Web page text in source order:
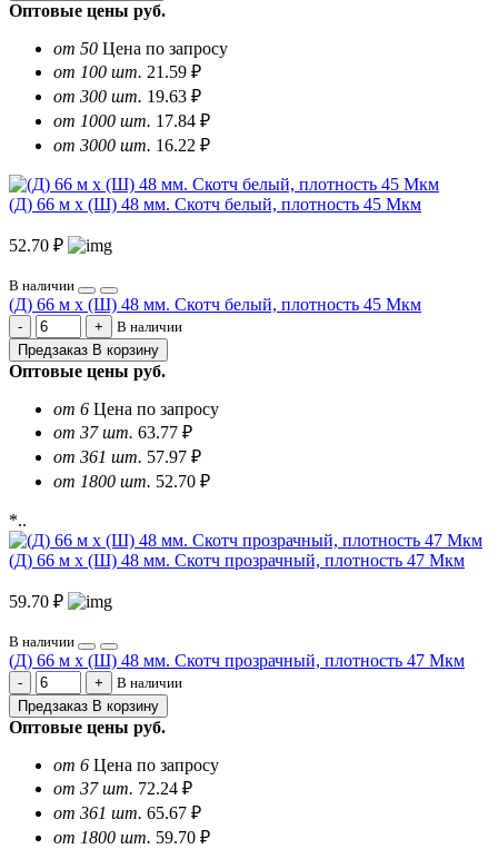
Оптовые цены руб.
от 50 Цена по запросу
от 100 шт. 21.59 ₽
от 300 шт. 19.63 ₽
от 1000 шт. 17.84 ₽
от 3000 шт. 16.22 ₽
(Д) 66 м х (Ш) 48 мм. Скотч белый, плотность 45 Мкм
52.70 ₽
В наличии
(Д) 66 м х (Ш) 48 мм. Скотч белый, плотность 45 Мкм
В наличии
Предзаказ В корзину
Оптовые цены руб.
от 6 Цена по запросу
от 37 шт. 63.77 ₽
от 361 шт. 57.97 ₽
от 1800 шт. 52.70 ₽
*..
(Д) 66 м х (Ш) 48 мм. Скотч прозрачный, плотность 47 Мкм
59.70 ₽
В наличии
(Д) 66 м х (Ш) 48 мм. Скотч прозрачный, плотность 47 Мкм
В наличии
Предзаказ В корзину
Оптовые цены руб.
от 6 Цена по запросу
от 37 шт. 72.24 ₽
от 361 шт. 65.67 ₽
от 1800 шт. 59.70 ₽